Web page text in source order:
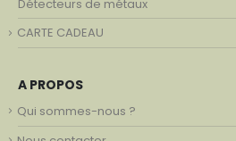
Détecteurs de métaux
CARTE CADEAU
A PROPOS
Qui sommes-nous ?